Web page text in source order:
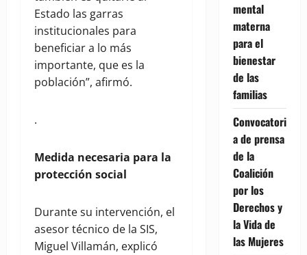
Estado las garras
institucionales para
beneficiar a lo más
importante, que es la
población”, afirmó.
.
Medida necesaria para la
protección social
Durante su intervención, el
asesor técnico de la SIS,
Miguel Villamán, explicó
mental
materna
para el
bienestar
de las
familias
Convocatori
a de prensa
de la
Coalición
por los
Derechos y
la Vida de
las Mujeres